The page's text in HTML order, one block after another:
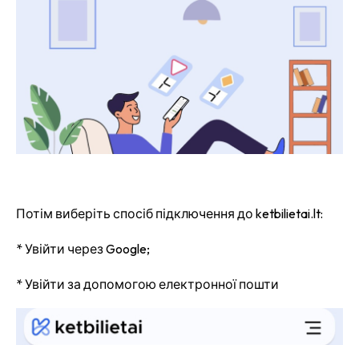
Потім виберіть спосіб підключення до ketbilietai.lt:
* Увійти через Google;
* Увійти за допомогою електронної пошти